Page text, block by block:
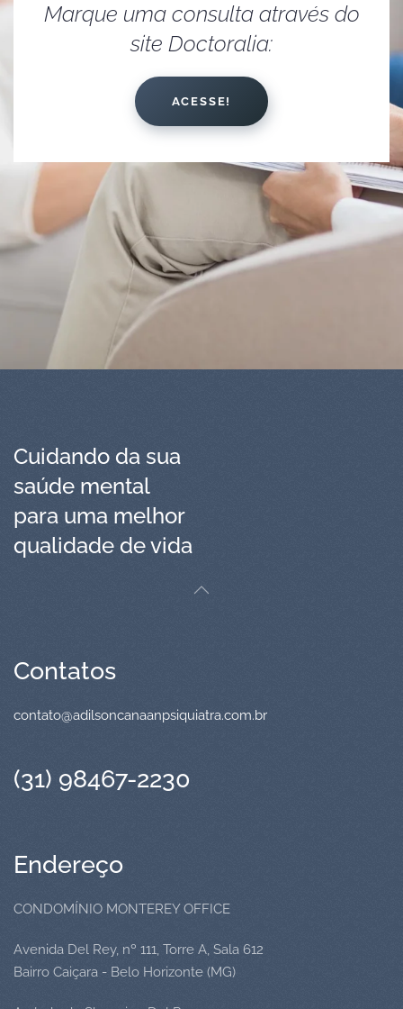
Marque uma consulta através do
site Doctoralia:
ACESSE!
Cuidando da sua
saúde mental
para uma melhor
qualidade de vida
Contatos
contato@adilsoncanaanpsiquiatra.com.br
(31) 98467-2230
Endereço
CONDOMÍNIO MONTEREY OFFICE
Avenida Del Rey, nº 111, Torre A, Sala 612
Bairro Caiçara - Belo Horizonte (MG)